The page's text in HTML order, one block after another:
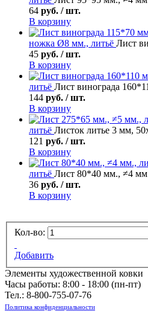
64 руб. / шт.
В корзину
ножка Ø8 мм., литьё Лист
45 руб. / шт.
В корзину
литьё Лист винограда
144 руб. / шт.
В корзину
литьё Листок литье 3 мм,
121 руб. / шт.
В корзину
литьё Лист 80*40 мм., ≠4
36 руб. / шт.
В корзину
Кол-во:
Добавить
Элементы художественной ковки
Часы работы: 8:00 - 18:00 (пн-пт)
Тел.: 8-800-755-07-76
Политика конфиденциальности